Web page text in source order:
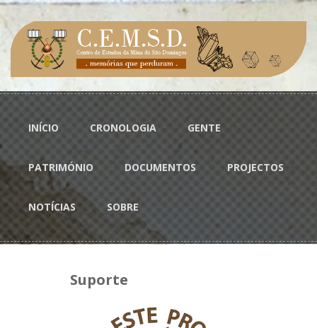
Passar para o conteúdo principal
Menu principal
INÍCIO CRONOLOGIA GENTE
PATRIMÓNIO DOCUMENTOS PROJECTOS
NOTÍCIAS SOBRE
Suporte